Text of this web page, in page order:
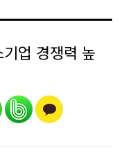
업 경쟁력 높